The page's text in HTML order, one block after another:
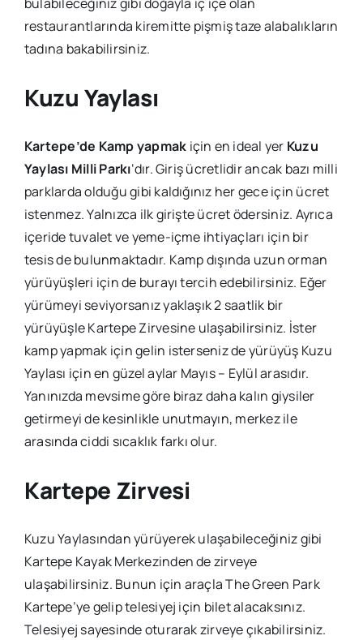
restaurantlarında kiremitte pişmiş taze alabalıkların
tadına bakabilirsiniz.
Kuzu Yaylası
Kartepe’de Kamp yapmak için en ideal yer Kuzu
Yaylası Milli Parkı‘dır. Giriş ücretlidir ancak bazı milli
parklarda olduğu gibi kaldığınız her gece için ücret
istenmez. Yalnızca ilk girişte ücret ödersiniz. Ayrıca
içeride tuvalet ve yeme-içme ihtiyaçları için bir
tesis de bulunmaktadır. Kamp dışında uzun orman
yürüyüşleri için de burayı tercih edebilirsiniz. Eğer
yürümeyi seviyorsanız yaklaşık 2 saatlik bir
yürüyüşle Kartepe Zirvesine ulaşabilirsiniz. İster
kamp yapmak için gelin isterseniz de yürüyüş Kuzu
Yaylası için en güzel aylar Mayıs – Eylül arasıdır.
Yanınızda mevsime göre biraz daha kalın giysiler
getirmeyi de kesinlikle unutmayın, merkez ile
arasında ciddi sıcaklık farkı olur.
Kartepe Zirvesi
Kuzu Yaylasından yürüyerek ulaşabileceğiniz gibi
Kartepe Kayak Merkezinden de zirveye
ulaşabilirsiniz. Bunun için araçla The Green Park
Kartepe’ye gelip telesiyej için bilet alacaksınız.
Telesiyej sayesinde oturarak zirveye çıkabilirsiniz.